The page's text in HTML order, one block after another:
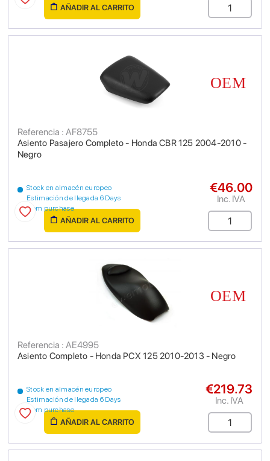
AÑADIR AL CARRITO
Asiento Pasajero Completo - Honda CBR 125 2004-2010 -
Negro
Referencia : AF8755
Stock en almacén europeo
Estimación de llegada 6 Days
from purchase
€46.00
Inc. IVA
AÑADIR AL CARRITO
Asiento Completo - Honda PCX 125 2010-2013 - Negro
Referencia : AE4995
Stock en almacén europeo
Estimación de llegada 6 Days
from purchase
€219.73
Inc. IVA
AÑADIR AL CARRITO